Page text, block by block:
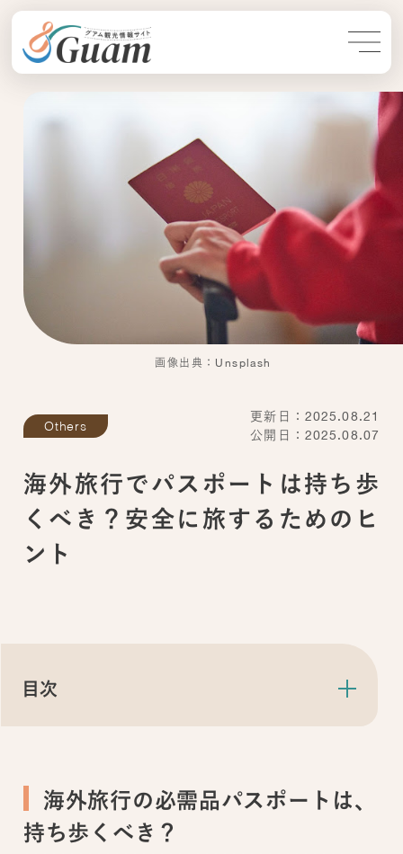
画像出典：Unsplash
Others
更新日：2025.08.21
公開日：2025.08.07
海外旅行でパスポートは持ち歩
くべき？安全に旅するためのヒ
ント
目次
海外旅行の必需品パスポートは、
持ち歩くべき？